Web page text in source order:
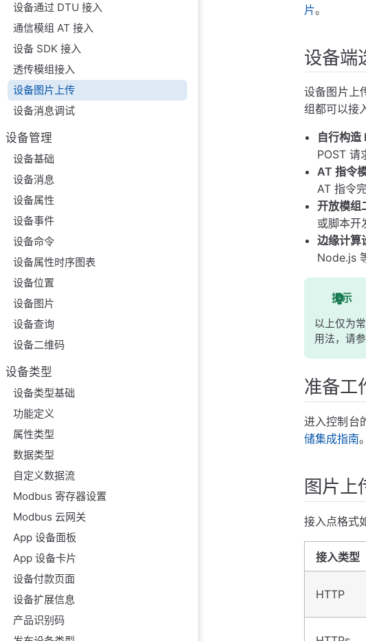
设备通过 DTU 接入
通信模组 AT 接入
设备 SDK 接入
透传模组接入
设备图片上传
设备消息调试
设备管理
设备基础
设备消息
设备属性
设备事件
设备命令
设备属性时序图表
设备位置
设备图片
设备查询
设备二维码
设备类型
设备类型基础
功能定义
属性类型
数据类型
自定义数据流
Modbus 寄存器设置
Modbus 云网关
App 设备面板
App 设备卡片
设备付款页面
设备扩展信息
产品识别码
片。
设备端
设备图片上
组都可以接
自行构造
POST 请
AT 指令
AT 指令
开放模组
或脚本开
边缘计算
Node.js
提示
以上仅为
用法，请
准备工
进入控制台
储集成指南。
图片上
接入点格式
接入类型
HTTP